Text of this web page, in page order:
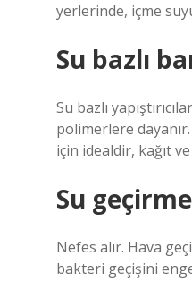
yerlerinde, içme
Su bazlı
Su bazlı
polimerlere
için idealdir, kağıt
Su
Nefes alır. Hava
bakteri geçişini